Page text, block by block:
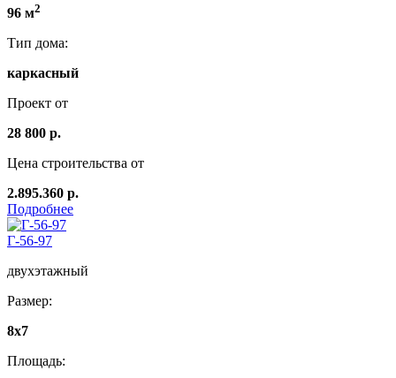
96 м2
Тип дома:
каркасный
Проект от
28 800 р.
Цена строительства от
2.895.360 р.
Подробнее
Г-56-97
двухэтажный
Размер:
8x7
Площадь: